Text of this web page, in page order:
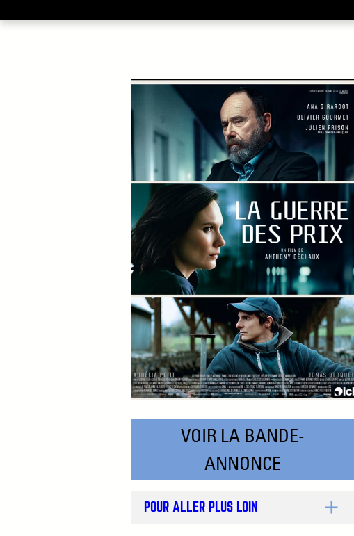
VOIR LA BANDE-
ANNONCE
POUR ALLER PLUS LOIN